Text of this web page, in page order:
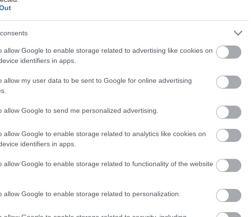
allow Google to enable storage related to advertising like cookies on
identifiers in apps.
allow my user data to be sent to Google for online advertising
allow Google to send me personalized advertising.
allow Google to enable storage related to analytics like cookies on
identifiers in apps.
allow Google to enable storage related to functionality of the website
allow Google to enable storage related to personalization.
την ηλεκτρονική κινητικότητα από την πρωταγωνιστική
στο Ζικάου, ο Τόμας Ούλμπριχ, επικεφαλής των
VW. "Η παραγωγή ηλεκτρικών οχημάτων θα ξεκινήσει σε
ηλεκτρικά μοντέλα θα έχουν εξελιγμένες μπαταρίες και θα
Η κίνηση αποτελεί μέρος ενός σχεδίου για την παραγωγή
τροφοδοτούνται με μπαταρίες σε όλες τις 12 μάρκες
έως το 2025. Η ομαλή μετάβαση από την παραγωγή χιλιάδων